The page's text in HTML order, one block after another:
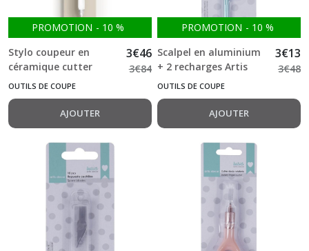
PROMOTION - 10 %
Stylo coupeur en
céramique cutter
Stamperia
3€46
3€84
OUTILS DE COUPE
AJOUTER
PROMOTION - 10 %
Scalpel en aluminium
+ 2 recharges Artis
décor -cutter-
3€13
3€48
OUTILS DE COUPE
AJOUTER